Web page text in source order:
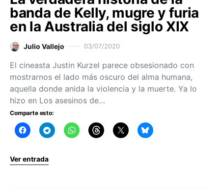
banda de Kelly, mugre y furia
en la Australia del siglo XIX
Julio Vallejo 03/07/2020
El cineasta Justin Kurzel parece obsesionado con
mostrarnos el lado más oscuro del alma humana,
aquella donde anida la violencia y la muerte. Ya lo
hizo en Los asesinos de…
Comparte esto:
Ver entrada